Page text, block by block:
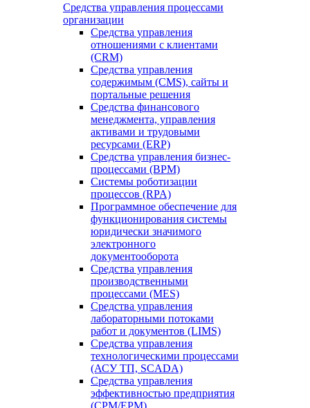
Средства управления процессами
организации
Средства управления
отношениями с клиентами
(CRM)
Средства управления
содержимым (CMS), сайты и
портальные решения
Средства финансового
менеджмента, управления
активами и трудовыми
ресурсами (ERP)
Средства управления бизнес-
процессами (BPM)
Системы роботизации
процессов (RPA)
Программное обеспечение для
функционирования системы
юридически значимого
электронного
документооборота
Средства управления
производственными
процессами (MES)
Средства управления
лабораторными потоками
работ и документов (LIMS)
Средства управления
технологическими процессами
(АСУ ТП, SCADA)
Средства управления
эффективностью предприятия
(CPM/EPM)